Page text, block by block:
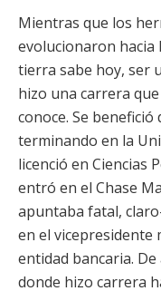
Mientras que los
evolucionaron hacia
tierra sabe hoy, ser
hizo una carrera
conoce. Se
terminando en la
licenció en Ciencias
entró en el Chase
apuntaba fatal,
en el vicepresidente
entidad bancaria.
donde hizo carrera